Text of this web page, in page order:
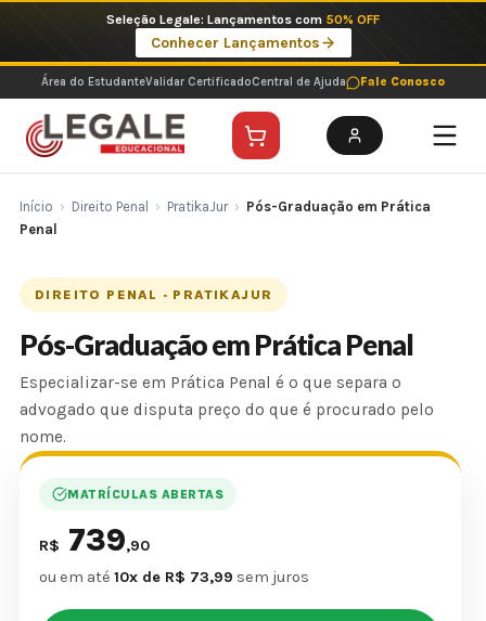
o
conteúdo
Seleção Legale: Lançamentos com 50% OFF
Conhecer Lançamentos
Área do EstudanteValidar CertificadoCentral de Ajuda Fale Conosco
Início › Direito Penal › PratikaJur › Pós-Graduação em Prática
Penal
DIREITO PENAL · PRATIKAJUR
Pós-Graduação em Prática Penal
Especializar-se em Prática Penal é o que separa o
advogado que disputa preço do que é procurado pelo
nome.
MATRÍCULAS ABERTAS
R$ 739,90
ou em até 10x de R$ 73,99 sem juros